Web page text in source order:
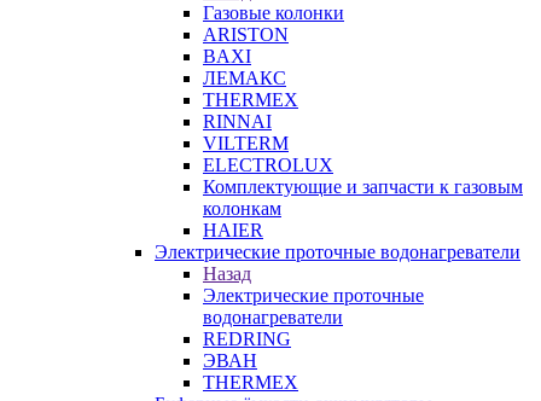
Газовые колонки
ARISTON
BAXI
ЛЕМАКС
THERMEX
RINNAI
VILTERM
ELECTROLUX
Комплектующие и запчасти к газовым
колонкам
HAIER
Электрические проточные водонагреватели
Назад
Электрические проточные
водонагреватели
REDRING
ЭВАН
THERMEX